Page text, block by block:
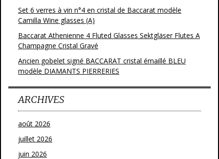
Set 6 verres à vin n°4 en cristal de Baccarat modèle
Camilla Wine glasses (A)
Baccarat Athenienne 4 Fluted Glasses Sektgläser Flutes A
Champagne Cristal Gravé
Ancien gobelet signé BACCARAT cristal émaillé BLEU
modèle DIAMANTS PIERRERIES
ARCHIVES
août 2026
juillet 2026
juin 2026